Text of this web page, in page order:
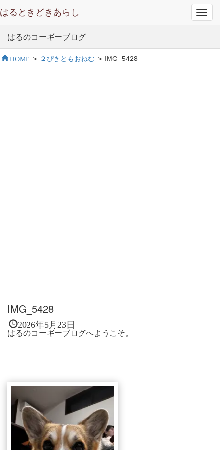
はるときどきあらし
はるのコーギーブログ
HOME > ２ぴきともおねむ > IMG_5428
IMG_5428
2026年5月23日
はるのコーギーブログへようこそ。